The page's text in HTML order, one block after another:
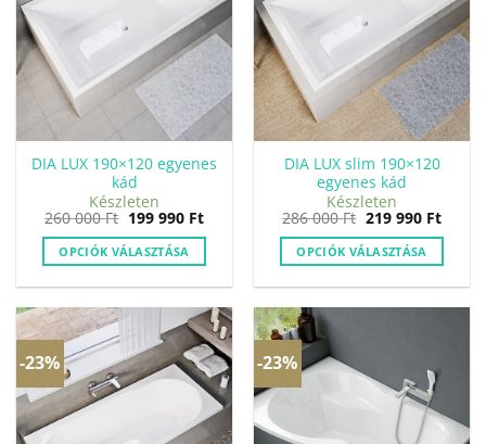
a
termékoldalon
választhatók
DIA LUX 190×120 egyenes
kád
Készleten
260 000Ft Original
price
was:
260
000 Ft.
199 990 FtCurrent
price
is:
990 Ft.
OPCIÓK VÁLASZTÁSA
DIA LUX slim 190×120
egyenes kád
Készleten
286 000Ft Original
price
was:
286
000 Ft.
219 990 Ft
price
is:
990
OPCIÓK VÁLASZTÁSA
-23% -23%